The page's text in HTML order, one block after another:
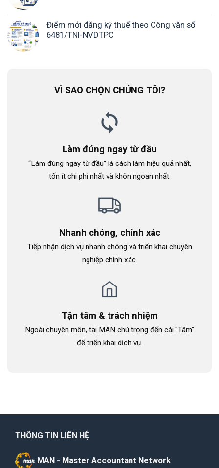
Điểm mới đăng ký thuế theo Công văn số
6481/TNI-NVDTPC
VÌ SAO CHỌN CHÚNG TÔI?
Làm đúng ngay từ đầu
“Làm đúng ngay từ đầu” là cách làm hiệu quả nhất,
tốn ít chi phí nhất và khôn ngoan nhất.
Nhanh chóng, chính xác
Tiếp nhận dịch vụ nhanh chóng và triển khai chuyên
nghiệp chính xác.
Tận tâm & trách nhiệm
Ngoài chuyên môn, tại MAN chú trọng đến cái "Tâm"
để triển khai dịch vụ.
THÔNG TIN LIÊN HỆ
MAN - Master Accountant Network